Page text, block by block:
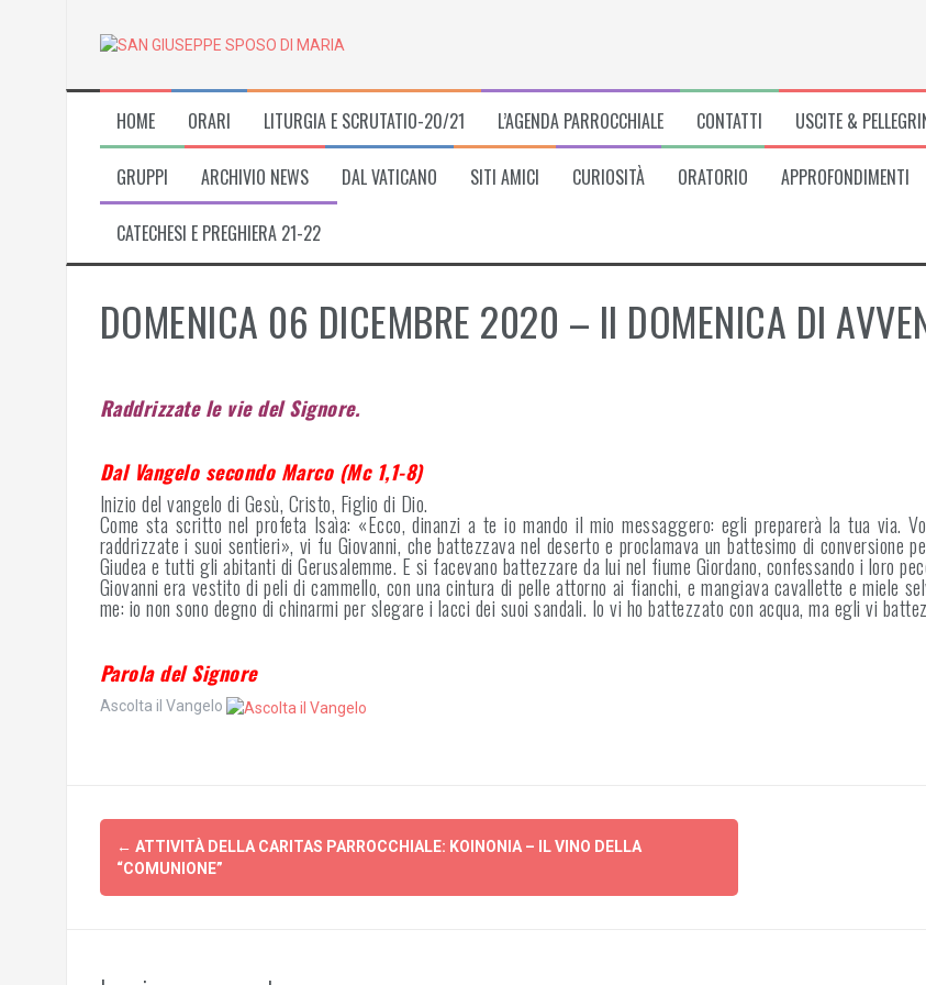
HOME ORARI LITURGIA E SCRUTATIO-20/21 L’AGENDA PARROCCHIALE CONTATTI USCITE &
GRUPPI ARCHIVIO NEWS DAL VATICANO SITI AMICI CURIOSITÀ ORATORIO APPROFONDIMENTI
CATECHESI E PREGHIERA 21-22
DOMENICA 06 DICEMBRE 2020 – II DOMENICA DI
Raddrizzate le vie del Signore.
Dal Vangelo secondo Marco (Mc 1,1-8)
Inizio del vangelo di Gesù, Cristo, Figlio di Dio.
Come sta scritto nel profeta Isaìa: «Ecco, dinanzi a te io mando il mio messaggero: egli preparerà la tua via.
raddrizzate i suoi sentieri», vi fu Giovanni, che battezzava nel deserto e proclamava un battesimo di conversione
Giudea e tutti gli abitanti di Gerusalemme. E si facevano battezzare da lui nel fiume Giordano, confessando i loro
Giovanni era vestito di peli di cammello, con una cintura di pelle attorno ai fianchi, e mangiava cavallette e miele
me: io non sono degno di chinarmi per slegare i lacci dei suoi sandali. Io vi ho battezzato con acqua, ma egli vi
Parola del Signore
Ascolta il Vangelo
Post
navigation
← ATTIVITÀ DELLA CARITAS PARROCCHIALE: KOINONIA – IL VINO DELLA
“COMUNIONE”